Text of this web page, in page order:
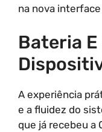
na nova
Bateria
A experiência
e a fluidez do
que já recebeu a